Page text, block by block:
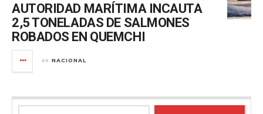
AUTORIDAD MARÍTIMA INCAUTA
2,5 TONELADAS DE SALMONES
ROBADOS EN QUEMCHI
en NACIONAL